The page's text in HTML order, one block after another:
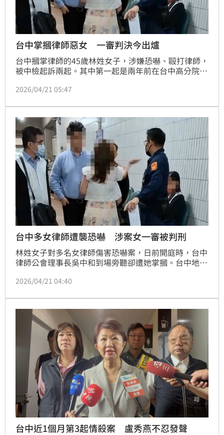
台中掌摑律師惡女 一審判決今出爐
台中摑掌律師的45歲林姓女子，涉嫌恐嚇、毆打律師，
被中檢起訴兩起。其中第一起是兩年前在台中高分院，
地院審理終結，今(21)日下午宣判，法官依傷害罪判刑
聽宣判。
2026/04/21 05:47
台中多女律師遭襲恐嚇 涉案女一審被判刑
林姓女子對多名女律師傷害恐嚇案，日前開庭時，台中
律師公會理事長吳中和到場旁聽卻遭她掌摑。台中地院
1年徒刑，可上訴。
2026/04/21 04:40
台中近1個月第3起情殺案 盧秀燕不忍發聲